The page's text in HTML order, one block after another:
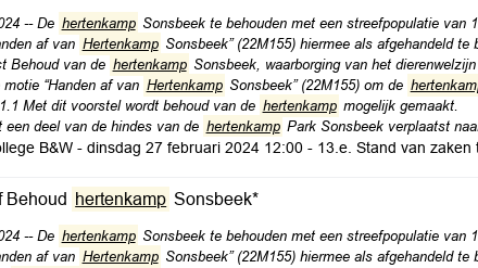
-- De hertenkamp Sonsbeek te behouden met een streefpopulatie van
af van Hertenkamp Sonsbeek” (22M155) hiermee als afgehandeld te
Behoud van de hertenkamp Sonsbeek, waarborging van het
“Handen af van Hertenkamp Sonsbeek” (22M155) om de
Met dit voorstel wordt behoud van de hertenkamp mogelijk gemaakt.
een deel van de hindes van de hertenkamp Park Sonsbeek verplaatst
B&W - dinsdag 27 februari 2024 12:00 - 13.e. Stand van
Behoud hertenkamp Sonsbeek*
-- De hertenkamp Sonsbeek te behouden met een streefpopulatie van
af van Hertenkamp Sonsbeek” (22M155) hiermee als afgehandeld te